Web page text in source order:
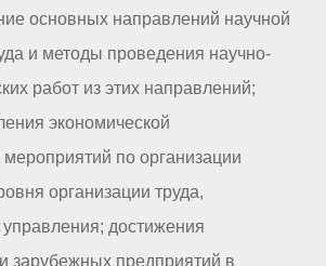
основных направлений научной
и методы проведения научно-
работ из этих направлений;
экономической
по организации
организации труда,
управления; достижения
зарубежных предприятий в